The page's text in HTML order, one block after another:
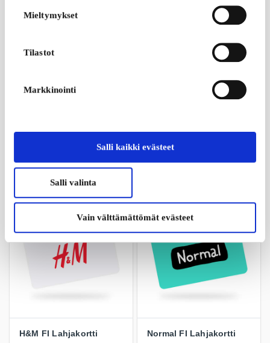
Voit lukea lisää evästeiden käytöstämme ja siihen
Mieltymykset
Tilastot
Markkinointi
Salli kaikki evästeet
Salli valinta
Vain välttämättömät evästeet
Extralaaja valikoima
H&M FI Lahjakortti
Normal FI Lahjakortti